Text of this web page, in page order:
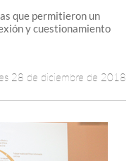
que permitieron un
y cuestionamiento
28 de diciembre de 2018